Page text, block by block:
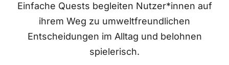
Einfache Quests begleiten Nutzer*innen auf
ihrem Weg zu umweltfreundlichen
Entscheidungen im Alltag und belohnen
spielerisch.